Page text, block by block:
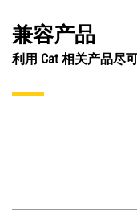
兼容产品
利用 Cat 相关产品尽